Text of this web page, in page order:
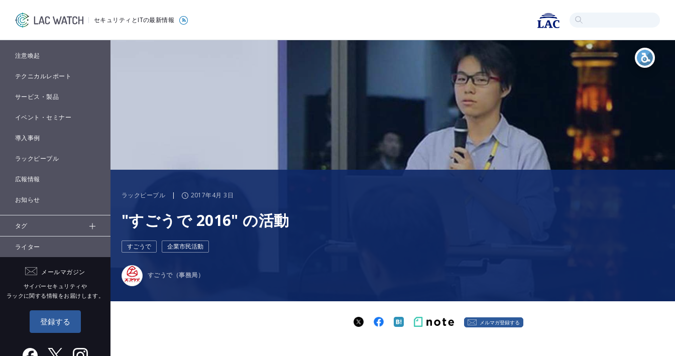
セキュリティとITの最新情報
注意喚起
テクニカルレポート
サービス・製品
イベント・セミナー
導入事例
ラックピープル
広報情報
お知らせ
タグ
ライター
メールマガジン
サイバーセキュリティや
ラックに関する情報をお届けします。
登録する
ラックピープル | 2017年4月 3日
"すごうで 2016" の活動
すごうで 企業市民活動
すごうで（事務局）
メルマガ登録する